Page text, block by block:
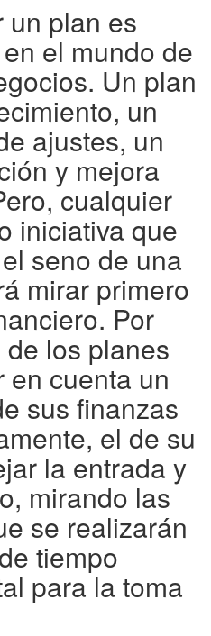
un plan es
el mundo de
Un plan
un
ajustes, un
y mejora
cualquier
iniciativa que
seno de una
mirar primero
Por
los planes
cuenta un
sus finanzas
el de su
la entrada y
mirando las
se realizarán
tiempo
para la toma